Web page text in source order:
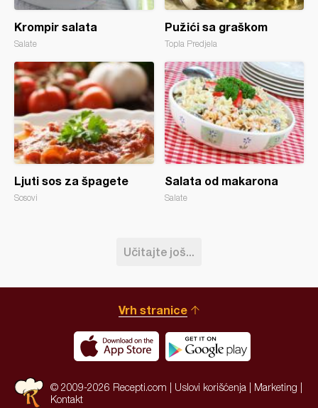
Krompir salata
Salate
Pužići sa graškom
Topla Predjela
Ljuti sos za špagete
Sosovi
Salata od makarona
Salate
Učitajte još...
Vrh stranice
© 2009-2026 Recepti.com | Uslovi korišćenja Marketing
Kontakt